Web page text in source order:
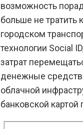
возможность
больше не
городском
технологии Social
затрат
денежные
облачной
банковской